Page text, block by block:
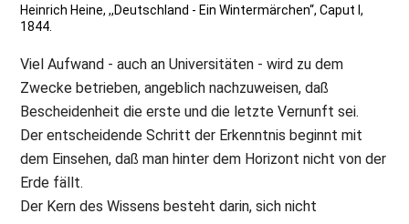
Heinrich Heine, ,,Deutschland - Ein Wintermärchen“, Caput I,
1844.
Viel Aufwand - auch an Universitäten - wird zu dem
Zwecke betrieben, angeblich nachzuweisen, daß
Bescheidenheit die erste und die letzte Vernunft sei.
Der entscheidende Schritt der Erkenntnis beginnt mit
dem Einsehen, daß man hinter dem Horizont nicht von der
Erde fällt.
Der Kern des Wissens besteht darin, sich nicht